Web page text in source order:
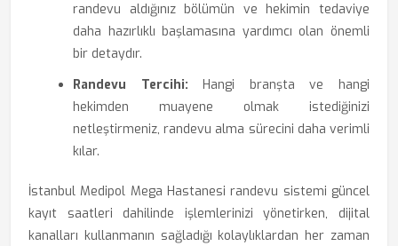
randevu aldığınız bölümün ve hekimin tedaviye
daha hazırlıklı başlamasına yardımcı olan önemli
bir detaydır.
Randevu Tercihi: Hangi branşta ve hangi
hekimden muayene olmak istediğinizi
netleştirmeniz, randevu alma sürecini daha verimli
kılar.
İstanbul Medipol Mega Hastanesi randevu sistemi güncel
kayıt saatleri dahilinde işlemlerinizi yönetirken, dijital
kanalları kullanmanın sağladığı kolaylıklardan her zaman